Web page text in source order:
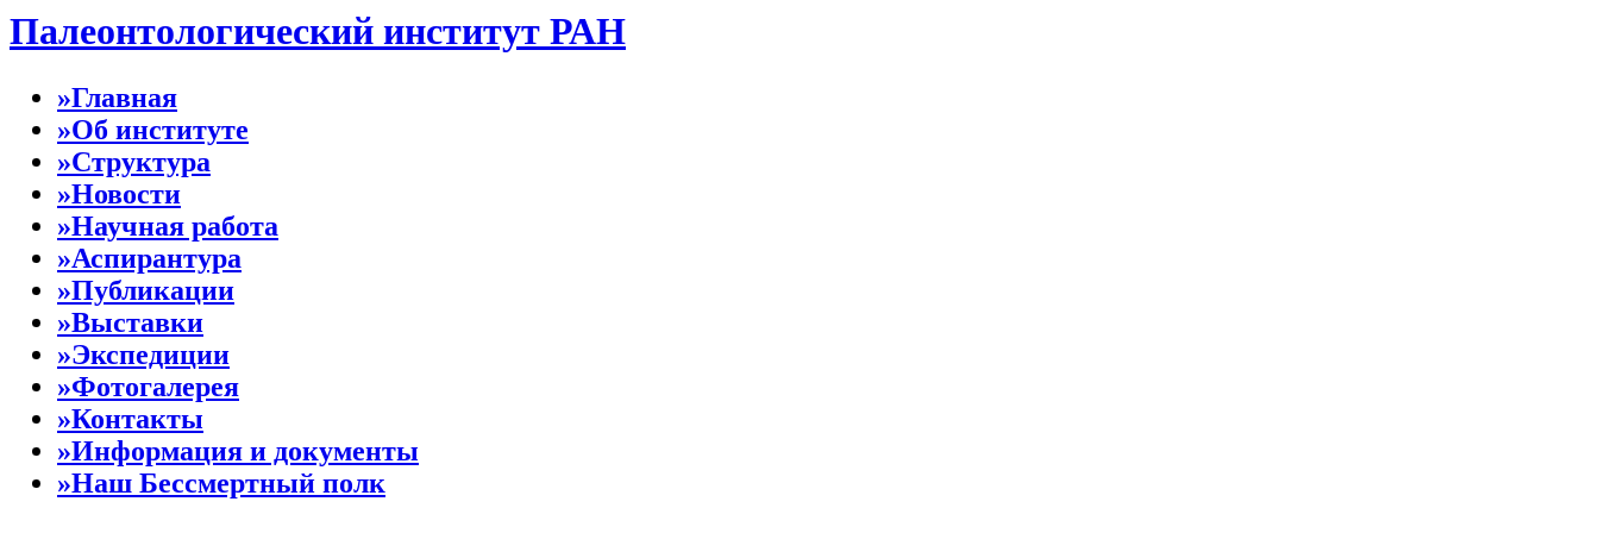
Палеонтологический институт РАН
»Главная
»Об институте
»Структура
»Новости
»Научная работа
»Аспирантура
»Публикации
»Выставки
»Экспедиции
»Фотогалерея
»Контакты
»Информация и документы
»Наш Бессмертный полк